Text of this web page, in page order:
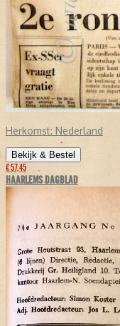
Herkomst: Nederland
Bekijk & Bestel
€ 57,45
HAARLEMS DAGBLAD